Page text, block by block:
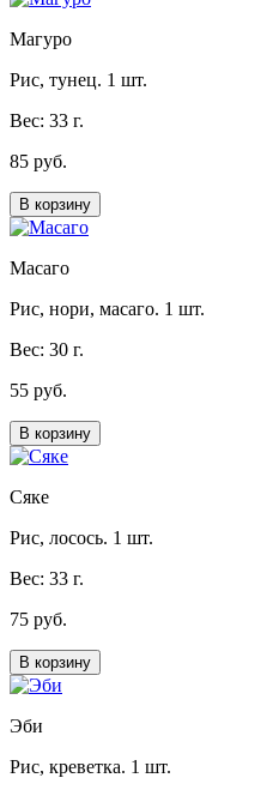
Магуро
Рис, тунец. 1 шт.
Вес: 33 г.
85 руб.
В корзину
Масаго
Рис, нори, масаго. 1 шт.
Вес: 30 г.
55 руб.
В корзину
Сяке
Рис, лосось. 1 шт.
Вес: 33 г.
75 руб.
В корзину
Эби
Рис, креветка. 1 шт.